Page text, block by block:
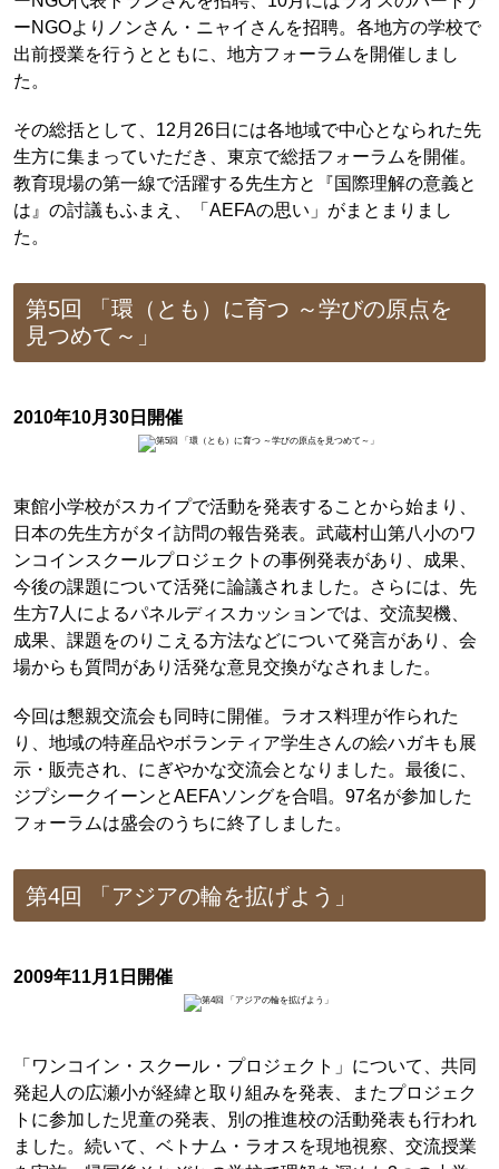
ーNGOよりノンさん・ニャイさんを招聘。各地方の学校で
出前授業を行うとともに、地方フォーラムを開催しまし
た。
その総括として、12月26日には各地域で中心となられた先
生方に集まっていただき、東京で総括フォーラムを開催。
教育現場の第一線で活躍する先生方と『国際理解の意義と
は』の討議もふまえ、「AEFAの思い」がまとまりまし
た。
第5回 「環（とも）に育つ ～学びの原点を
見つめて～」
2010年10月30日開催
東館小学校がスカイプで活動を発表することから始まり、
日本の先生方がタイ訪問の報告発表。武蔵村山第八小のワ
ンコインスクールプロジェクトの事例発表があり、成果、
今後の課題について活発に論議されました。さらには、先
生方7人によるパネルディスカッションでは、交流契機、
成果、課題をのりこえる方法などについて発言があり、会
場からも質問があり活発な意見交換がなされました。
今回は懇親交流会も同時に開催。ラオス料理が作られた
り、地域の特産品やボランティア学生さんの絵ハガキも展
示・販売され、にぎやかな交流会となりました。最後に、
ジプシークイーンとAEFAソングを合唱。97名が参加した
フォーラムは盛会のうちに終了しました。
第4回 「アジアの輪を拡げよう」
2009年11月1日開催
「ワンコイン・スクール・プロジェクト」について、共同
発起人の広瀬小が経緯と取り組みを発表、またプロジェク
トに参加した児童の発表、別の推進校の活動発表も行われ
ました。続いて、ベトナム・ラオスを現地視察、交流授業